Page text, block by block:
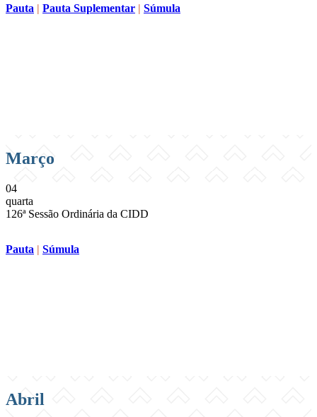
Pauta | Pauta Suplementar | Súmula
Março
04
quarta
126ª Sessão Ordinária da CIDD
Pauta | Súmula
Abril